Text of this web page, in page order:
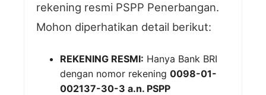
rekening resmi PSPP Penerbangan.
Mohon diperhatikan detail berikut:
REKENING RESMI: Hanya Bank BRI
dengan nomor rekening 0098-01-
002137-30-3 a.n. PSPP